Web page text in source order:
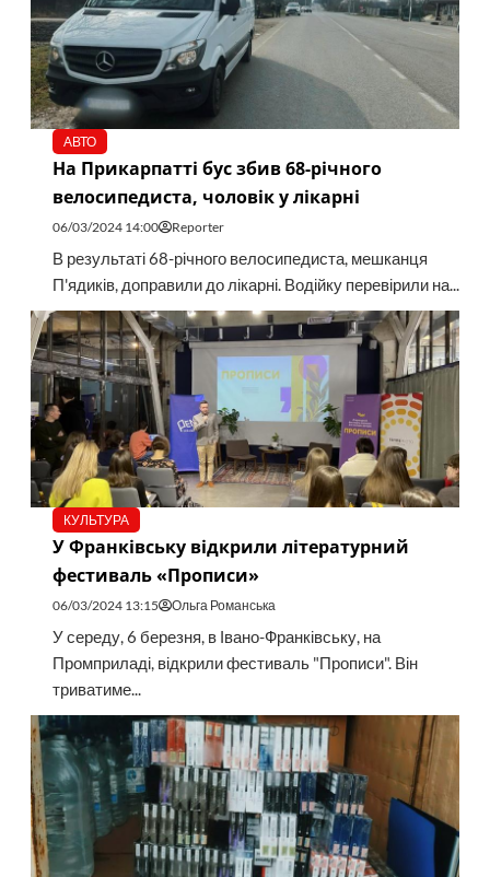
АВТО
На Прикарпатті бус збив 68-річного
велосипедиста, чоловік у лікарні
06/03/2024 14:00 Reporter
В результаті 68-річного велосипедиста, мешканця
П'ядиків, доправили до лікарні. Водійку перевірили на...
КУЛЬТУРА
У Франківську відкрили літературний
фестиваль «Прописи»
06/03/2024 13:15 Ольга Романська
У середу, 6 березня, в Івано-Франківську, на
Промприладі, відкрили фестиваль "Прописи". Він
триватиме...